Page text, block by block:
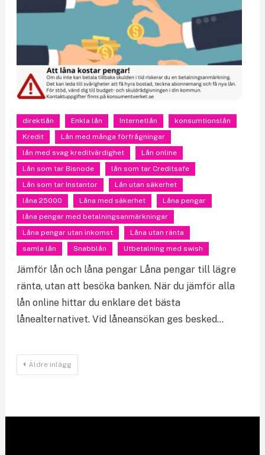
direktlån Enkla lån Internetlån
konsumtionslån
Kredit
Lån med många förfrågningar
lån med svag kreditvärdighet
Lån online
Lån som tar Bisnode
lån som tar Creditsafe
Lån som tar Instantor
Lån utan säkerhet
låna 25000
Låna med säkerhet
Låna pengar
låna pengar med betalningsanmärkningar
Låna pengar utan inkomst
Låna utan ränta
samla lån
Snabblån Utbetalning med swish
Jämför lån och låna pengar Låna pengar till lägre
ränta, utan att besöka banken. När du jämför alla
lån online hittar du enklare det bästa
lånealternativet. Vid låneansökan ges besked…
Inläggsnavigering
Äldre inlägg